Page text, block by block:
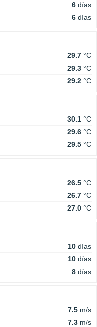
6 días
6 días
29.7 °C
29.3 °C
29.2 °C
30.1 °C
29.6 °C
29.5 °C
26.5 °C
26.7 °C
27.0 °C
10 días
10 días
8 días
7.5 m/s
7.3 m/s